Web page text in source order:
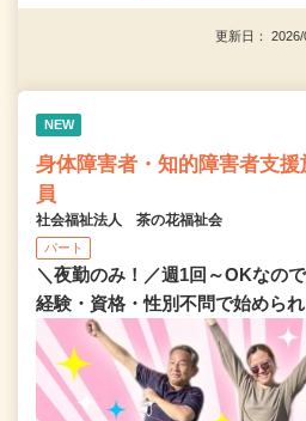
更新日：
NEW
身体障害者・知的障害者支
員
社会福祉法人 茶の花福祉会
パート
＼夜勤のみ！／週1回～OKなの
経験・資格・性別不問で始めら